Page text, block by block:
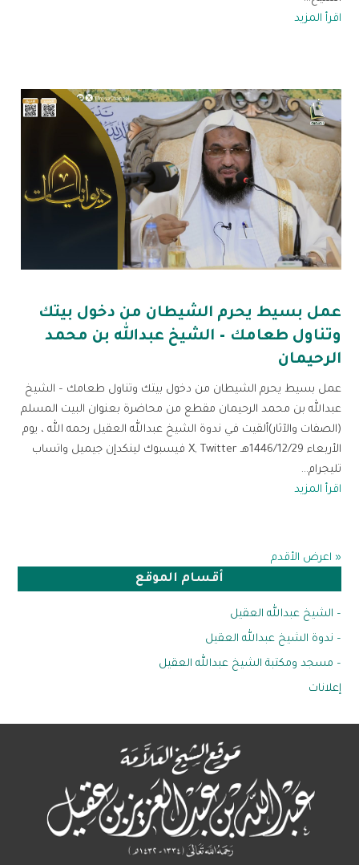
اقرأ المزيد
عمل بسيط يحرم الشيطان من دخول بيتك
وتناول طعامك – الشيخ عبدالله بن محمد
الرحيمان
عمل بسيط يحرم الشيطان من دخول بيتك وتناول طعامك – الشيخ
عبدالله بن محمد الرحيمان مقطع من محاضرة بعنوان البيت المسلم
(الصفات والآثار)ألقيت في ندوة الشيخ عبدالله العقيل رحمه الله ، يوم
الأربعاء 1446/12/29هـ X, Twitter فيسبوك لينكدإن جيميل واتساب
تليجرام...
اقرأ المزيد
« اعرض الأقدم
أقسام الموقع
– الشيخ عبدالله العقيل
– ندوة الشيخ عبدالله العقيل
– مسجد ومكتبة الشيخ عبدالله العقيل
إعلانات